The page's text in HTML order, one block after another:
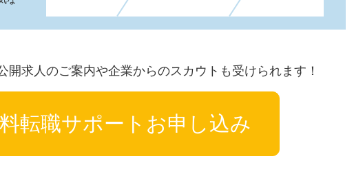
開求人のご案内や企業からのスカウトも受けられます！
転職サポートお申し込み